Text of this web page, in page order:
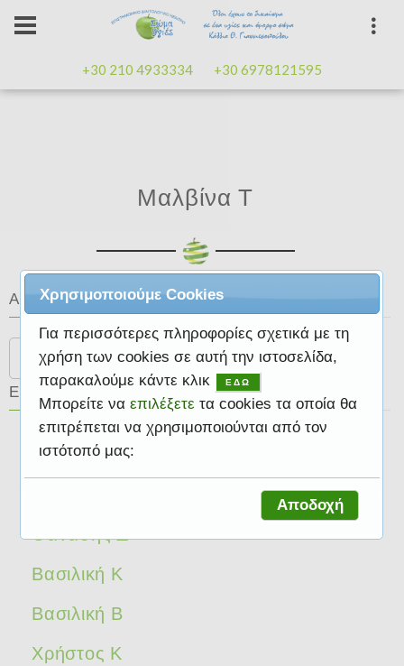
+30 210 4933334 +30 6978121595
Μαλβίνα Τ
Αναζήτηση
Search
Επιτυχίες φίλων
Βαρβάρα Π
Θανάσης Δ
Βασιλική Κ
Βασιλική Β
Χρήστος Κ
Χρησιμοποιούμε Cookies
Για περισσότερες πληροφορίες σχετικά με τη
χρήση των cookies σε αυτή την ιστοσελίδα,
παρακαλούμε κάντε κλικ
ΕΔΩ
Μπορείτε να επιλέξετε τα cookies τα οποία θα
επιτρέπεται να χρησιμοποιούνται από τον
ιστότοπό μας:
Αποδοχή